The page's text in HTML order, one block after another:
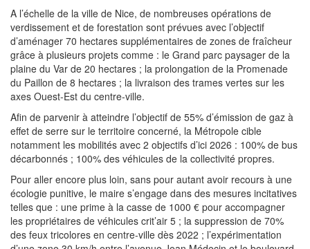
A l’échelle de la ville de Nice, de nombreuses opérations de
verdissement et de forestation sont prévues avec l’objectif
d’aménager 70 hectares supplémentaires de zones de fraîcheur
grâce à plusieurs projets comme : le Grand parc paysager de la
plaine du Var de 20 hectares ; la prolongation de la Promenade
du Paillon de 8 hectares ; la livraison des trames vertes sur les
axes Ouest-Est du centre-ville.
Afin de parvenir à atteindre l’objectif de 55% d’émission de gaz à
effet de serre sur le territoire concerné, la Métropole cible
notamment les mobilités avec 2 objectifs d’ici 2026 : 100% de bus
décarbonnés ; 100% des véhicules de la collectivité propres.
Pour aller encore plus loin, sans pour autant avoir recours à une
écologie punitive, le maire s’engage dans des mesures incitatives
telles que : une prime à la casse de 1000 € pour accompagner
les propriétaires de véhicules crit’air 5 ; la suppression de 70%
des feux tricolores en centre-ville dès 2022 ; l’expérimentation